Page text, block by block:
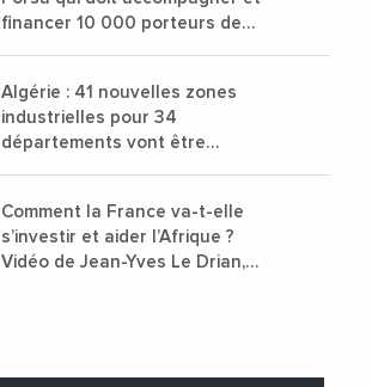
financer 10 000 porteurs de
Algérie : 41 nouvelles zones
industrielles pour 34
départements vont être
Comment la France va-t-elle
s’investir et aider l’Afrique ?
Vidéo de Jean-Yves Le Drian,